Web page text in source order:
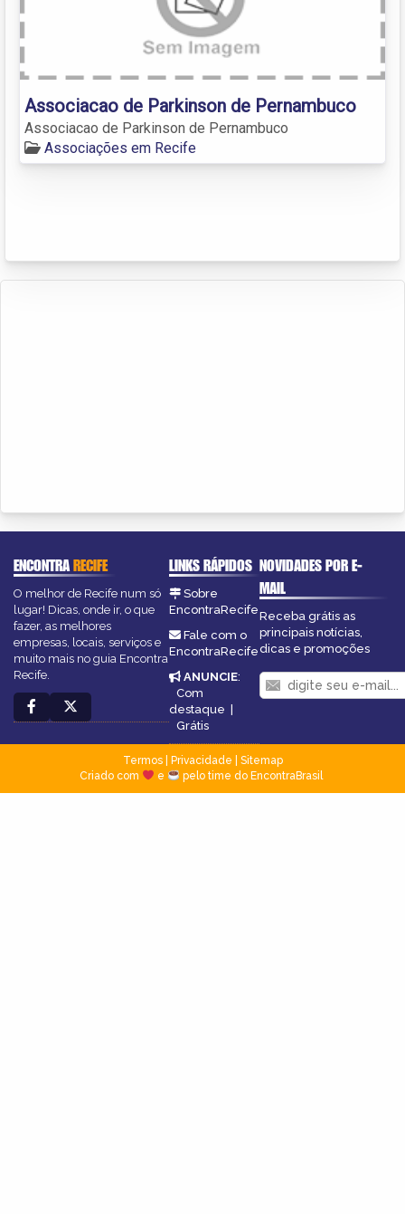
Associacao de Parkinson de Pernambuco
Associacao de Parkinson de Pernambuco
Associações em Recife
ENCONTRARECIFE
O melhor de Recife num só
lugar! Dicas, onde ir, o que
fazer, as melhores
empresas, locais, serviços e
muito mais no guia Encontra
Recife.
LINKS RÁPIDOS
Sobre
EncontraRecife
Fale com o
EncontraRecife
ANUNCIE:
Com
destaque |
Grátis
NOVIDADES POR E-
MAIL
Receba grátis as
principais notícias,
dicas e promoções
Termos| Privacidade
Sitemap
Criado com
e pelo time do EncontraBrasil